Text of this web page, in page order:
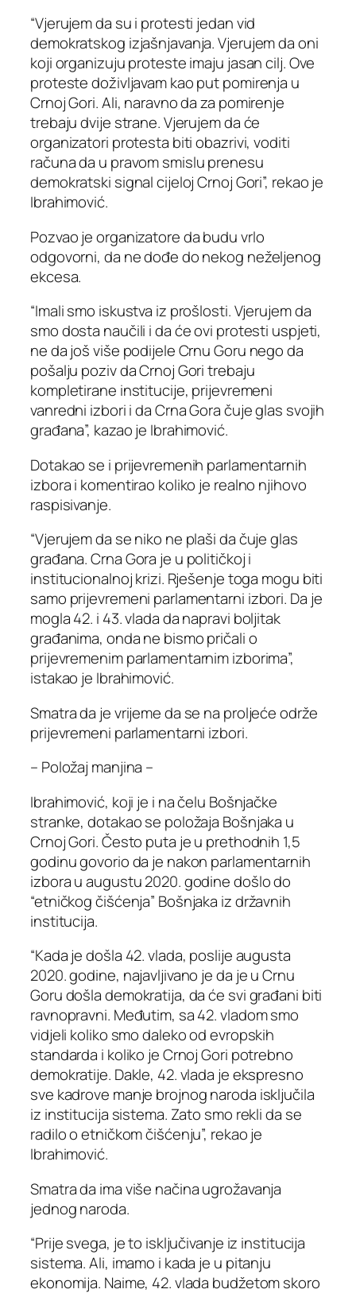
“Vjerujem da su i protesti jedan vid
demokratskog izjašnjavanja. Vjerujem da oni
koji organizuju proteste imaju jasan cilj. Ove
proteste doživljavam kao put pomirenja u
Crnoj Gori. Ali, naravno da za pomirenje
trebaju dvije strane. Vjerujem da će
organizatori protesta biti obazrivi, voditi
računa da u pravom smislu prenesu
demokratski signal cijeloj Crnoj Gori”, rekao je
Ibrahimović.
Pozvao je organizatore da budu vrlo
odgovorni, da ne dođe do nekog neželjenog
ekcesa.
“Imali smo iskustva iz prošlosti. Vjerujem da
smo dosta naučili i da će ovi protesti uspjeti,
ne da još više podijele Crnu Goru nego da
pošalju poziv da Crnoj Gori trebaju
kompletirane institucije, prijevremeni
vanredni izbori i da Crna Gora čuje glas svojih
građana”, kazao je Ibrahimović.
Dotakao se i prijevremenih parlamentarnih
izbora i komentirao koliko je realno njihovo
raspisivanje.
“Vjerujem da se niko ne plaši da čuje glas
građana. Crna Gora je u političkoj i
institucionalnoj krizi. Rješenje toga mogu biti
samo prijevremeni parlamentarni izbori. Da je
mogla 42. i 43. vlada da napravi boljitak
građanima, onda ne bismo pričali o
prijevremenim parlamentarnim izborima”,
istakao je Ibrahimović.
Smatra da je vrijeme da se na proljeće održe
prijevremeni parlamentarni izbori.
– Položaj manjina –
Ibrahimović, koji je i na čelu Bošnjačke
stranke, dotakao se položaja Bošnjaka u
Crnoj Gori. Često puta je u prethodnih 1,5
godinu govorio da je nakon parlamentarnih
izbora u augustu 2020. godine došlo do
“etničkog čišćenja” Bošnjaka iz državnih
institucija.
“Kada je došla 42. vlada, poslije augusta
2020. godine, najavljivano je da je u Crnu
Goru došla demokratija, da će svi građani biti
ravnopravni. Međutim, sa 42. vladom smo
vidjeli koliko smo daleko od evropskih
standarda i koliko je Crnoj Gori potrebno
demokratije. Dakle, 42. vlada je ekspresno
sve kadrove manje brojnog naroda isključila
iz institucija sistema. Zato smo rekli da se
radilo o etničkom čišćenju”, rekao je
Ibrahimović.
Smatra da ima više načina ugrožavanja
jednog naroda.
“Prije svega, je to isključivanje iz institucija
sistema. Ali, imamo i kada je u pitanju
ekonomija. Naime, 42. vlada budžetom skoro